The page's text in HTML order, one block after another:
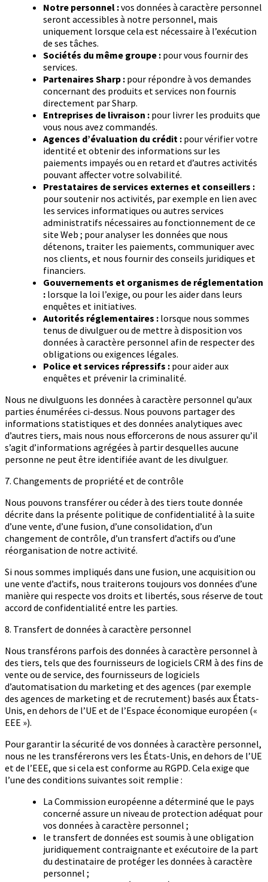
Notre personnel :vos données à caractère personnel
seront accessibles à notre personnel, mais
uniquement lorsque cela est nécessaire à l’exécution
de ses tâches.
Sociétés du même groupe : pour vous fournir des
services.
Partenaires Sharp : pour répondre à vos demandes
concernant des produits et services non fournis
directement par Sharp.
Entreprises de livraison : pour livrer les produits que
vous nous avez commandés.
Agences d’évaluation du crédit : pour vérifier votre
identité et obtenir des informations sur les
paiements impayés ou en retard et d’autres activités
pouvant affecter votre solvabilité.
Prestataires de services externes et conseillers :
pour soutenir nos activités, par exemple en lien avec
les services informatiques ou autres services
administratifs nécessaires au fonctionnement de ce
site Web ; pour analyser les données que nous
détenons, traiter les paiements, communiquer avec
nos clients, et nous fournir des conseils juridiques et
financiers.
Gouvernements et organismes de réglementation
: lorsque la loi l’exige, ou pour les aider dans leurs
enquêtes et initiatives.
Autorités réglementaires : lorsque nous sommes
tenus de divulguer ou de mettre à disposition vos
données à caractère personnel afin de respecter des
obligations ou exigences légales.
Police et services répressifs : pour aider aux
enquêtes et prévenir la criminalité.
Nous ne divulguons les données à caractère personnel qu’aux
parties énumérées ci-dessus. Nous pouvons partager des
informations statistiques et des données analytiques avec
d’autres tiers, mais nous nous efforcerons de nous assurer qu’il
s’agit d’informations agrégées à partir desquelles aucune
personne ne peut être identifiée avant de les divulguer.
7. Changements de propriété et de contrôle
Nous pouvons transférer ou céder à des tiers toute donnée
décrite dans la présente politique de confidentialité à la suite
d’une vente, d’une fusion, d’une consolidation, d’un
changement de contrôle, d’un transfert d’actifs ou d’une
réorganisation de notre activité.
Si nous sommes impliqués dans une fusion, une acquisition ou
une vente d’actifs, nous traiterons toujours vos données d’une
manière qui respecte vos droits et libertés, sous réserve de tout
accord de confidentialité entre les parties.
8. Transfert de données à caractère personnel
Nous transférons parfois des données à caractère personnel à
des tiers, tels que des fournisseurs de logiciels CRM à des fins de
vente ou de service, des fournisseurs de logiciels
d’automatisation du marketing et des agences (par exemple
des agences de marketing et de recrutement) basés aux États-
Unis, en dehors de l’UE et de l’Espace économique européen («
EEE »).
Pour garantir la sécurité de vos données à caractère personnel,
nous ne les transférerons vers les États-Unis, en dehors de l’UE
et de l’EEE, que si cela est conforme au RGPD. Cela exige que
l’une des conditions suivantes soit remplie :
La Commission européenne a déterminé que le pays
concerné assure un niveau de protection adéquat pour
vos données à caractère personnel ;
le transfert de données est soumis à une obligation
juridiquement contraignante et exécutoire de la part
du destinataire de protéger les données à caractère
personnel ;